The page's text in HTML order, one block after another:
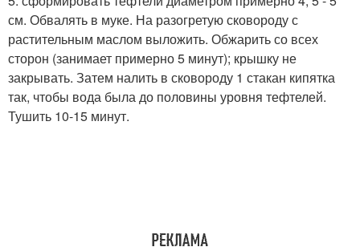
см. Обвалять в муке. На разогретую сковороду с
растительным маслом выложить. Обжарить со всех
сторон (занимает примерно 5 минут); крышку не
закрывать. Затем налить в сковороду 1 стакан кипятка
так, чтобы вода была до половины уровня тефтелей.
Тушить 10-15 минут.